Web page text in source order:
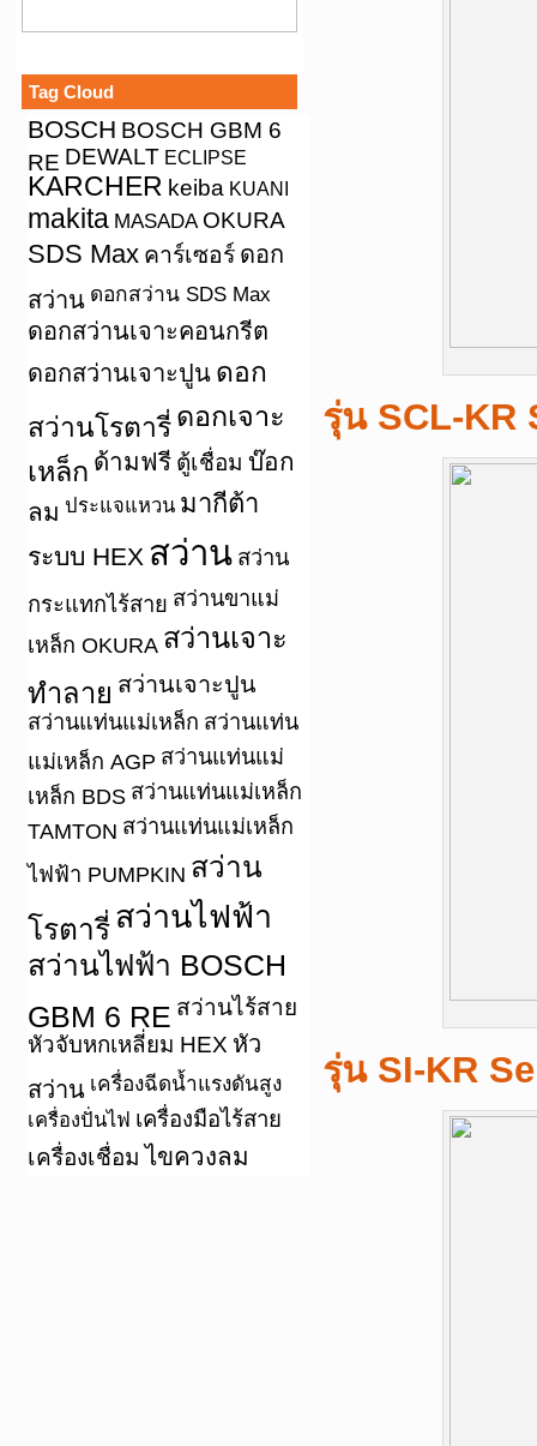
Tag Cloud
BOSCH BOSCH GBM 6
RE DEWALT ECLIPSE
KARCHER keiba KUANI
makita MASADA OKURA
SDS Max คาร์เซอร์ ดอก
สว่าน ดอกสว่าน SDS Max
ดอกสว่านเจาะคอนกรีต
ดอกสว่านเจาะปูน ดอก
สว่านโรตารี่ ดอกเจาะ
เหล็ก ด้ามฟรี ตู้เชื่อม บ๊อก
ลม ประแจแหวน มากีต้า
ระบบ HEX สว่าน สว่าน
กระแทกไร้สาย สว่านขาแม่
เหล็ก OKURA สว่านเจาะ
ทำลาย สว่านเจาะปูน
สว่านแท่นแม่เหล็ก สว่านแท่น
แม่เหล็ก AGP สว่านแท่นแม่
เหล็ก BDS สว่านแท่นแม่เหล็ก
TAMTON สว่านแท่นแม่เหล็ก
ไฟฟ้า PUMPKIN สว่าน
โรตารี่ สว่านไฟฟ้า
สว่านไฟฟ้า BOSCH
GBM 6 RE สว่านไร้สาย
หัวจับหกเหลี่ยม HEX หัว
สว่าน เครื่องฉีดน้ำแรงดันสูง
เครื่องปั่นไฟ เครื่องมือไร้สาย
เครื่องเชื่อม ไขควงลม
รุ่น SCL-KR
รุ่น SI-KR